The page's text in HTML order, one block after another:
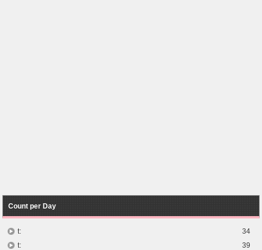
Count per Day
34
t:
39
t: